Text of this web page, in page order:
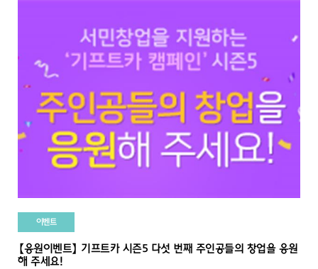
이벤트
【응원이벤트】 기프트카 시즌5 다섯 번째 주인공들의 창업을 응원
해 주세요!